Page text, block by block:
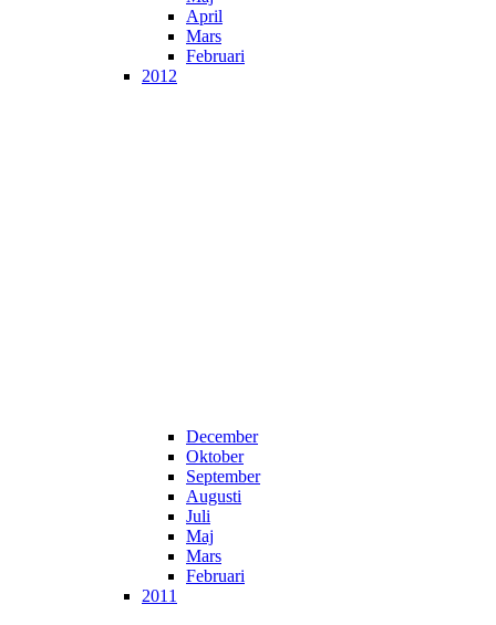
April
Mars
Februari
2012
December
Oktober
September
Augusti
Juli
Maj
Mars
Februari
2011